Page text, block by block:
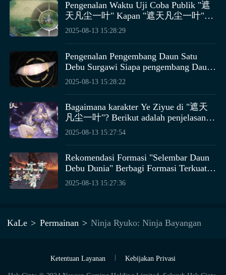
relatif lebih mudah dioperasikan dibandingkan aliran
Blok, nilai pertahanannya lebih tinggi, kedua aliran
memiliki kemampuan pengumpulan musuh yang luar
biasa, dan aliran Blok juga dapat menyebabkan
kerusakan pada musuh di sekitar saat memicu reduksi
kerusakan, bakat juga membawa kemampuan kerusakan
area, lebih kuat dalam membersihkan musuh, jadi jika
Anda ingin bermain aliran Blok, paduan yang dijelaskan
di atas adalah yang paling sesuai.
tidak ada, kita bisa memilih Piring Kristal Api, meski
tidak sebaik Seruling Tulang Penenang Jiwa, namun
kinerjanya secara keseluruhan juga tidak jauh berbeda.
Bila masih kurang, kita bisa mempertimbangkan Armor
Pola Keberuntungan.
Untuk relik yang direkomendasikan untuk karakter ini,
meningkatkan kerusakan pembakaran. Namun,
Itulah semua informasi tentang cara bermain aliran pisau
dapur di Backpack Hero. Setelah membaca penjelasan di
atas, semoga Anda sudah tahu bagaimana cara bermain
aliran ini. Setelah memahami caranya, Anda dapat mulai
bermain aliran ini sesuai dengan petunjuk di atas.
efisiensi output, tetapi juga meningkatkan ruang hidup
melalui pembatasan gerakan musuh. Kombinasi
keterampilan sebaiknya didasarkan pada kerangka
keterampilan pendukung yang memperluas cakupan
serangan atau keterampilan peningkat yang
meningkatkan faktor kerusakan, membentuk siklus
output yang koheren dan efisien. Selain itu, keterampilan
dengan fungsi teleportasi atau efek perisai perlu
disertakan sebagai jaminan bertahan hidup, dimana
keterampilan teleportasi digunakan untuk cepat
menyesuaikan posisi output, menghindari serangan dekat
atau keterampilan area musuh, sementara keterampilan
perisai dapat menyerap kerusakan selama serangan
balasan musuh, menciptakan lingkungan pertempuran
yang aman untuk output berkelanjutan.
Pengenalan Waktu Uji Coba Publik "遮
天凡尘一叶" Kapan "遮天凡尘一叶"
Akan Diuji Coba Publik
2025-08-13 15:28:29
Pengenalan Pengembang Daun Satu
Debu Surgawi Siapa pengembang Daun
Satu Debu Surgawi?
2025-08-13 15:28:22
Bagaimana karakter Ye Ziyue di "遮天
凡尘一叶"? Berikut adalah penjelasan
tentang karakter Ye Ziyue dalam "遮天
小说名或作品名，在印尼语中没有直
接对应的翻译，因此保留了原文。如
果需要对作品名称进行意译或其他处
"Pemblokir Langit, Debu Dunia, Daun
Daun Satu". 请注意，对于作品名称的
2025-08-13 15:27:54
Rekomendasi Formasi "Selembar Daun
Debu Dunia" Berbagi Formasi Terkuat
"Selembar Daun Debu Dunia"
2025-08-13 15:27:36
KaLe Permainan Ninja Ryuko: Ninja Bayangan
Ketentuan Layanan Kebijakan Privasi